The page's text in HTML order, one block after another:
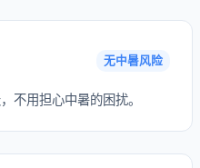
无中暑风险
不用担心中暑的困扰。